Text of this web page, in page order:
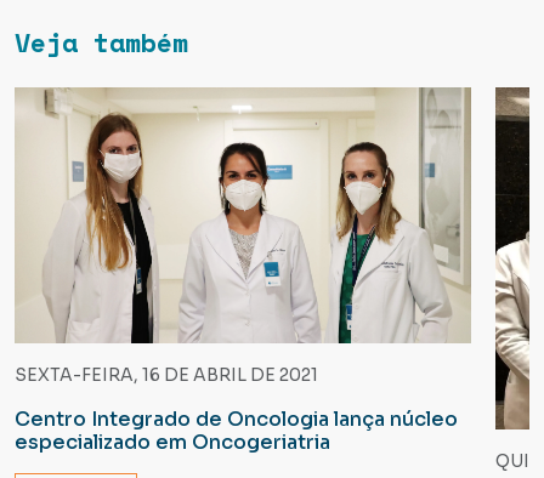
Veja também
SEXTA-FEIRA, 16 DE ABRIL DE 2021
Centro Integrado de Oncologia lança núcleo
especializado em Oncogeriatria